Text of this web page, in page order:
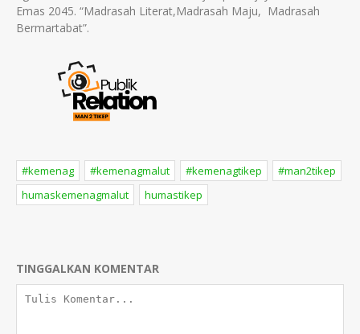
Emas 2045. “Madrasah Literat,Madrasah Maju, Madrasah
Bermartabat”.
#kemenag #kemenagmalut #kemenagtikep
#man2tikep
humaskemenagmalut
humastikep
TINGGALKAN KOMENTAR